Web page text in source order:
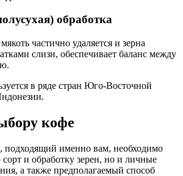
обработка
частично удаляется и зерна
слизи, обеспечивает баланс между
в ряде стран Юго-Восточной
кофе
подходящий именно вам, необходимо
сорт и обработку зерен, но и личные
а также предполагаемый способ